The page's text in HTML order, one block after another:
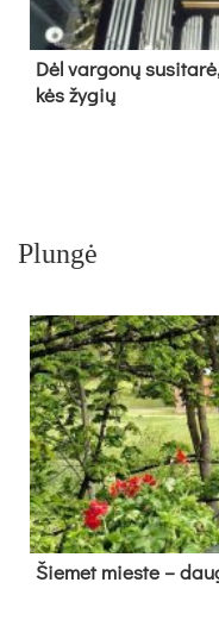
Dėl var­go­nų
kės žy­gių
Plungė
Šie­met mies­te –